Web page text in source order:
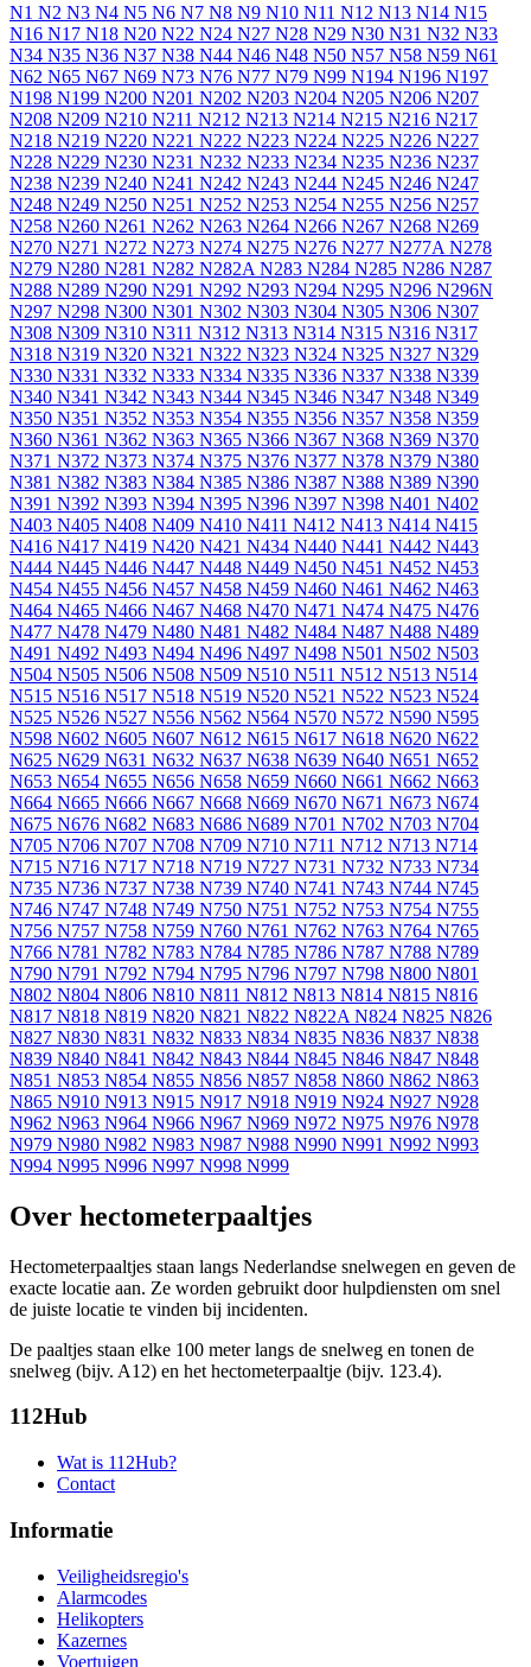
N1 N2 N3 N4 N5 N6 N7 N8 N9 N10 N11 N12 N13 N14 N15
N16 N17 N18 N20 N22 N24 N27 N28 N29 N30 N31 N32 N33
N34 N35 N36 N37 N38 N44 N46 N48 N50 N57 N58 N59 N61
N62 N65 N67 N69 N73 N76 N77 N79 N99 N194 N196 N197
N198 N199 N200 N201 N202 N203 N204 N205 N206 N207
N208 N209 N210 N211 N212 N213 N214 N215 N216 N217
N218 N219 N220 N221 N222 N223 N224 N225 N226 N227
N228 N229 N230 N231 N232 N233 N234 N235 N236 N237
N238 N239 N240 N241 N242 N243 N244 N245 N246 N247
N248 N249 N250 N251 N252 N253 N254 N255 N256 N257
N258 N260 N261 N262 N263 N264 N266 N267 N268 N269
N270 N271 N272 N273 N274 N275 N276 N277 N277A N278
N279 N280 N281 N282 N282A N283 N284 N285 N286 N287
N288 N289 N290 N291 N292 N293 N294 N295 N296 N296N
N297 N298 N300 N301 N302 N303 N304 N305 N306 N307
N308 N309 N310 N311 N312 N313 N314 N315 N316 N317
N318 N319 N320 N321 N322 N323 N324 N325 N327 N329
N330 N331 N332 N333 N334 N335 N336 N337 N338 N339
N340 N341 N342 N343 N344 N345 N346 N347 N348 N349
N350 N351 N352 N353 N354 N355 N356 N357 N358 N359
N360 N361 N362 N363 N365 N366 N367 N368 N369 N370
N371 N372 N373 N374 N375 N376 N377 N378 N379 N380
N381 N382 N383 N384 N385 N386 N387 N388 N389 N390
N391 N392 N393 N394 N395 N396 N397 N398 N401 N402
N403 N405 N408 N409 N410 N411 N412 N413 N414 N415
N416 N417 N419 N420 N421 N434 N440 N441 N442 N443
N444 N445 N446 N447 N448 N449 N450 N451 N452 N453
N454 N455 N456 N457 N458 N459 N460 N461 N462 N463
N464 N465 N466 N467 N468 N470 N471 N474 N475 N476
N477 N478 N479 N480 N481 N482 N484 N487 N488 N489
N491 N492 N493 N494 N496 N497 N498 N501 N502 N503
N504 N505 N506 N508 N509 N510 N511 N512 N513 N514
N515 N516 N517 N518 N519 N520 N521 N522 N523 N524
N525 N526 N527 N556 N562 N564 N570 N572 N590 N595
N598 N602 N605 N607 N612 N615 N617 N618 N620 N622
N625 N629 N631 N632 N637 N638 N639 N640 N651 N652
N653 N654 N655 N656 N658 N659 N660 N661 N662 N663
N664 N665 N666 N667 N668 N669 N670 N671 N673 N674
N675 N676 N682 N683 N686 N689 N701 N702 N703 N704
N705 N706 N707 N708 N709 N710 N711 N712 N713 N714
N715 N716 N717 N718 N719 N727 N731 N732 N733 N734
N735 N736 N737 N738 N739 N740 N741 N743 N744 N745
N746 N747 N748 N749 N750 N751 N752 N753 N754 N755
N756 N757 N758 N759 N760 N761 N762 N763 N764 N765
N766 N781 N782 N783 N784 N785 N786 N787 N788 N789
N790 N791 N792 N794 N795 N796 N797 N798 N800 N801
N802 N804 N806 N810 N811 N812 N813 N814 N815 N816
N817 N818 N819 N820 N821 N822 N822A N824 N825 N826
N827 N830 N831 N832 N833 N834 N835 N836 N837 N838
N839 N840 N841 N842 N843 N844 N845 N846 N847 N848
N851 N853 N854 N855 N856 N857 N858 N860 N862 N863
N865 N910 N913 N915 N917 N918 N919 N924 N927 N928
N962 N963 N964 N966 N967 N969 N972 N975 N976 N978
N979 N980 N982 N983 N987 N988 N990 N991 N992 N993
N994 N995 N996 N997 N998 N999
Over hectometerpaaltjes
Hectometerpaaltjes staan langs Nederlandse snelwegen en geven de
exacte locatie aan. Ze worden gebruikt door hulpdiensten om snel
de juiste locatie te vinden bij incidenten.
De paaltjes staan elke 100 meter langs de snelweg en tonen de
snelweg (bijv. A12) en het hectometerpaaltje (bijv. 123.4).
112Hub
Wat is 112Hub?
Contact
Informatie
Veiligheidsregio's
Alarmcodes
Helikopters
Kazernes
Voertuigen